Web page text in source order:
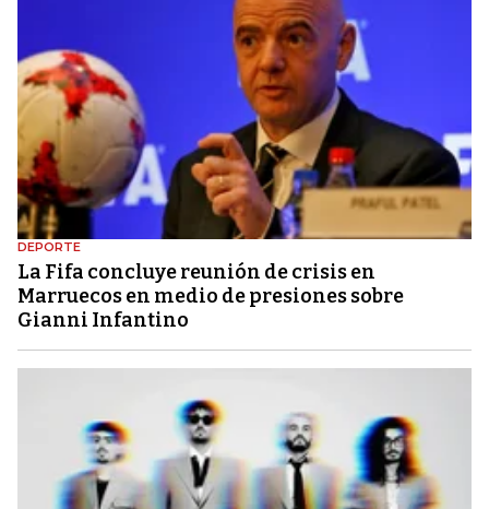
DEPORTE
La Fifa concluye reunión de crisis en
Marruecos en medio de presiones sobre
Gianni Infantino